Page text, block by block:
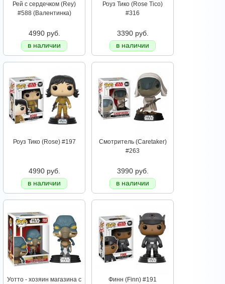
Рей с сердечком (Rey)
#588 (Валентинка)
4990 руб.
в наличии
Роуз Тико (Rose Tico)
#316
3390 руб.
в наличии
Роуз Тико (Rose) #197
4990 руб.
в наличии
Смотритель (Caretaker)
#263
3990 руб.
в наличии
Уотто - хозяин магазина с
Финн (Finn) #191